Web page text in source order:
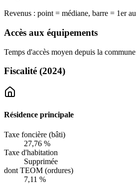
Revenus : point = médiane, barre = 1er
Accès aux équipements
Temps d'accès moyen depuis la
Fiscalité (2024)
Résidence principale
Taxe foncière (bâti)
27,76 %
Taxe d'habitation
Supprimée
dont TEOM (ordures)
7,11 %